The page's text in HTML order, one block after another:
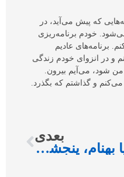
که پیش می‌آید، در
خودم برنامه‌ریزی
برنامه‌های عادیم
در انزوای خودم زندگی
‌شود، می‌آیم بیرون.
و گذاشتم که بگذرد.
بعدی
بیا بهنام، پنجشنبه هایمان را برقصیم